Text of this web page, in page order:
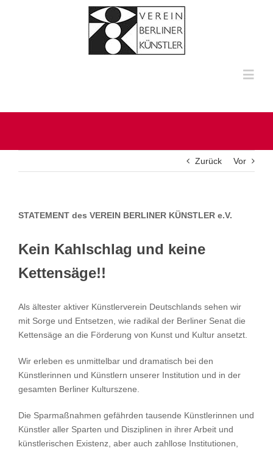
KONTAKT
Zurück Vor
STATEMENT des VEREIN BERLINER KÜNSTLER e.V.
Kein Kahlschlag und keine
Kettensäge!!
Als ältester aktiver Künstlerverein Deutschlands sehen wir
mit Sorge und Entsetzen, wie radikal der Berliner Senat die
Kettensäge an die Förderung von Kunst und Kultur ansetzt.
Wir erleben es unmittelbar und dramatisch bei den
Künstlerinnen und Künstlern unserer Institution und in der
gesamten Berliner Kulturszene.
Die Sparmaßnahmen gefährden tausende Künstlerinnen und
Künstler aller Sparten und Disziplinen in ihrer Arbeit und
künstlerischen Existenz, aber auch zahllose Institutionen,